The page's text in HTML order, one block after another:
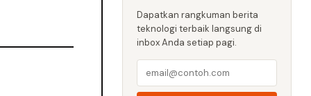
Dapatkan rangkuman berita
teknologi terbaik langsung di
inbox Anda setiap pagi.